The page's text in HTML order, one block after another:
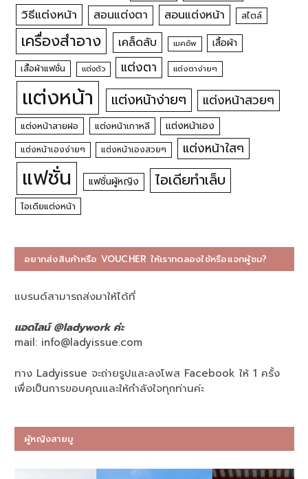
วิธีแต่งหน้า
สอนแต่งตา สอนแต่งหน้า สไตล์
เครื่องสำอาง เคล็ดลับ เมคอัพ เสื้อผ้า
เสื้อผ้าแฟชั่น แต่งตัว แต่งตา แต่งตาง่ายๆ
แต่งหน้า แต่งหน้าง่ายๆ แต่งหน้าสวยๆ
แต่งหน้าสายฝอ แต่งหน้าเกาหลี แต่งหน้าเอง
แต่งหน้าเองง่ายๆ แต่งหน้าเองสวยๆ แต่งหน้าใสๆ
แฟชั่น แฟชั่นผู้หญิง ไอเดียทำเล็บ
ไอเดียแต่งหน้า
อยากส่งสินค้าหรือ VOUCHER ให้เราทดลองใช้หรือแจกผู้ชม?
แบรนด์สามารถส่งมาให้ได้ที่
แอดไลน์ @ladywork ค่ะ
mail: info@ladyissue.com
ทาง Ladyissue จะถ่ายรูปและลงโพส Facebook ให้ 1 ครั้ง
เพื่อเป็นการขอบคุณและให้กำลังใจทุกท่านค่ะ
ผู้หญิงสายมู